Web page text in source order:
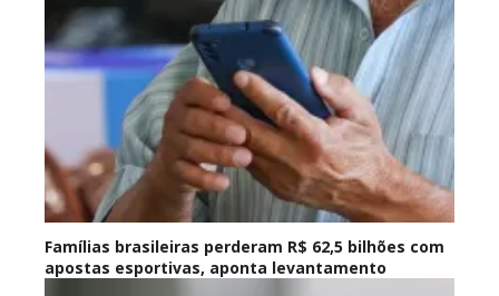
Famílias brasileiras perderam R$ 62,5 bilhões com
apostas esportivas, aponta levantamento